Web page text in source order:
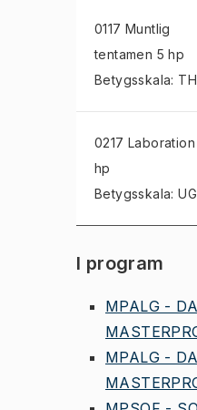
0117 Muntlig
tentamen 5 hp
Betygsskala: TH
0217 Laboration
hp
Betygsskala: UG
I program
MPALG -
MPALG -